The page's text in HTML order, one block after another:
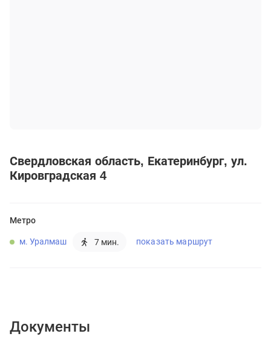
Свердловская область Екатеринбург ул.
Кировградская 4
Метро
м. Уралмаш 7 мин. показать маршрут
Документы